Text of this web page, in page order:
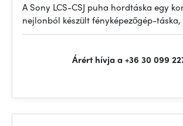
A Sony LCS-CSJ puha hordtáska egy
nejlonból készült fényképezőgép-táska,
Árért hívja a +36 30 099